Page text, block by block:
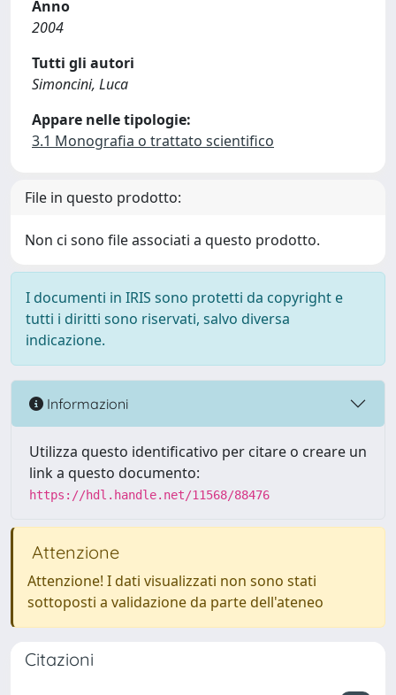
Anno
2004
Tutti gli autori
Simoncini, Luca
Appare nelle tipologie:
3.1 Monografia o trattato scientifico
File in questo prodotto:
Non ci sono file associati a questo prodotto.
I documenti in IRIS sono protetti da copyright e
tutti i diritti sono riservati, salvo diversa
indicazione.
Informazioni
Utilizza questo identificativo per citare o creare un
link a questo documento:
https://hdl.handle.net/11568/88476
Attenzione
Attenzione! I dati visualizzati non sono stati
sottoposti a validazione da parte dell'ateneo
Citazioni